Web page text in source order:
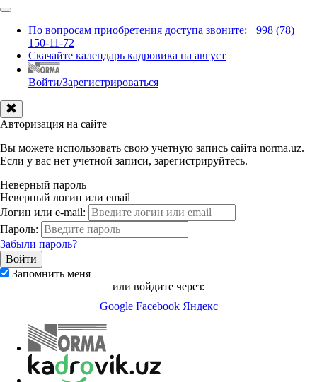
По вопросам приобретения доступа звоните: +998 (78)
150-11-72
Скачайте календарь кадровика на август
Войти/Зарегистрироваться
Авторизация на сайте
Вы можете использовать свою учетную запись сайта norma.uz.
Если у вас нет учетной записи, зарегистрируйтесь.
Неверный пароль
Неверный логин или email
Логин или e-mail:
Пароль:
Забыли пароль?
Запомнить меня
или войдите через:
Google Facebook Яндекс